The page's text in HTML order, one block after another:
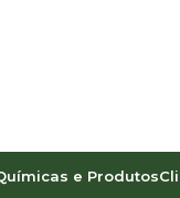
e Produtos
OPEN AIR PLUS